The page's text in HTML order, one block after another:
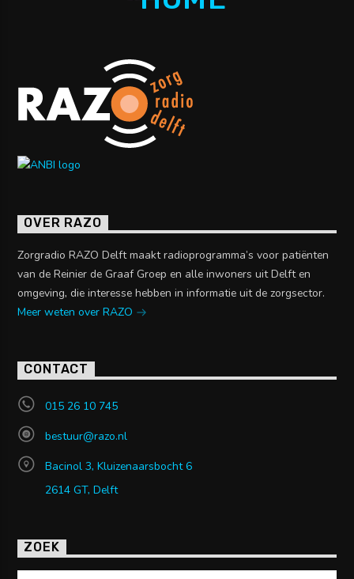
OVER RAZO
Zorgradio RAZO Delft maakt radioprogramma’s voor patiënten
van de Reinier de Graaf Groep en alle inwoners uit Delft en
omgeving, die interesse hebben in informatie uit de zorgsector.
Meer weten over RAZO
CONTACT
015 26 10 745
bestuur@razo.nl
Bacinol 3, Kluizenaarsbocht 6
2614 GT, Delft
ZOEK